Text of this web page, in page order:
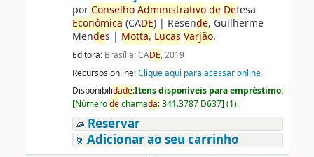
porConselho Administrativo de Defesa
Econômica (CADE)| Resende, Guilherme
Mendes | Motta, Lucas Varjão.
Editora: Brasília: CADE, 2019
Recursos online:Clique aqui para acessar online
Disponibilidade:Itens disponíveis para empréstimo:
[Númerodechamada:341.3787 D637] (1).
Reservar
Adicionar ao seu carrinho